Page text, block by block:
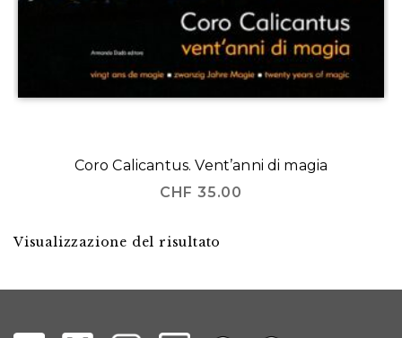
Coro Calicantus. Vent’anni di magia
CHF 35.00
Visualizzazione del risultato